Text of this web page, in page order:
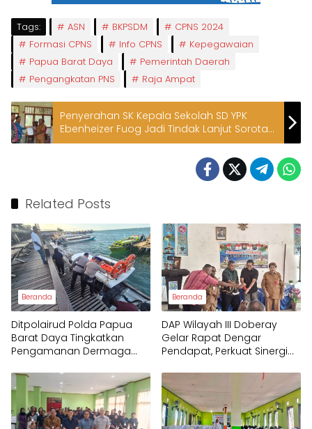
Tags: ASN BKPSDM
CPNS 2024
Formasi CPNS
Info CPNS
Kepegawaian
Papua Barat Daya
Pemerintah Daerah
Pengangkatan PNS
Raja Ampat
Penyerahan SK Kepala Sekolah SD YPK
Ebenheizer Fuog Jadi Tindak Lanjut Sorotan
Proses Belajar-Mengajar
Related Posts
Beranda
Ditpolairud Polda Papua
Barat Daya Tingkatkan
Pengamanan Dermaga
Beranda
DAP Wilayah III Doberay
Gelar Rapat Dengar
Pendapat, Perkuat Sinergi
Masyarakat Adat
Mengawal Pembangunan
Papua Barat Daya